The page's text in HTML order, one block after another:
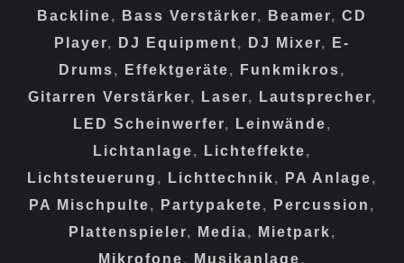
Backline, Bass Verstärker, Beamer, CD
Player, DJ Equipment, DJ Mixer,
E-
Drums, Effektgeräte, Funkmikros,
Gitarren Verstärker, Laser, Lautsprecher,
LED Scheinwerfer, Leinwände,
Lichtanlage, Lichteffekte,
Lichtsteuerung , Lichttechnik, PA Anlage,
PA Mischpulte, Partypakete, Percussion ,
Plattenspieler, Media, Mietpark,
Mikrofone, Musikanlage,